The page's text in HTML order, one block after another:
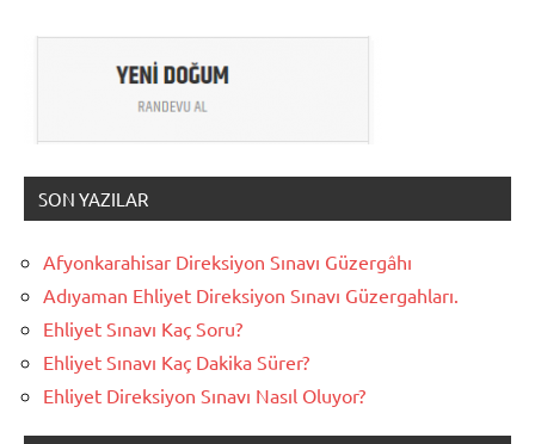
SON YAZILAR
Afyonkarahisar Direksiyon Sınavı Güzergâhı
Adıyaman Ehliyet Direksiyon Sınavı Güzergahları.
Ehliyet Sınavı Kaç Soru?
Ehliyet Sınavı Kaç Dakika Sürer?
Ehliyet Direksiyon Sınavı Nasıl Oluyor?